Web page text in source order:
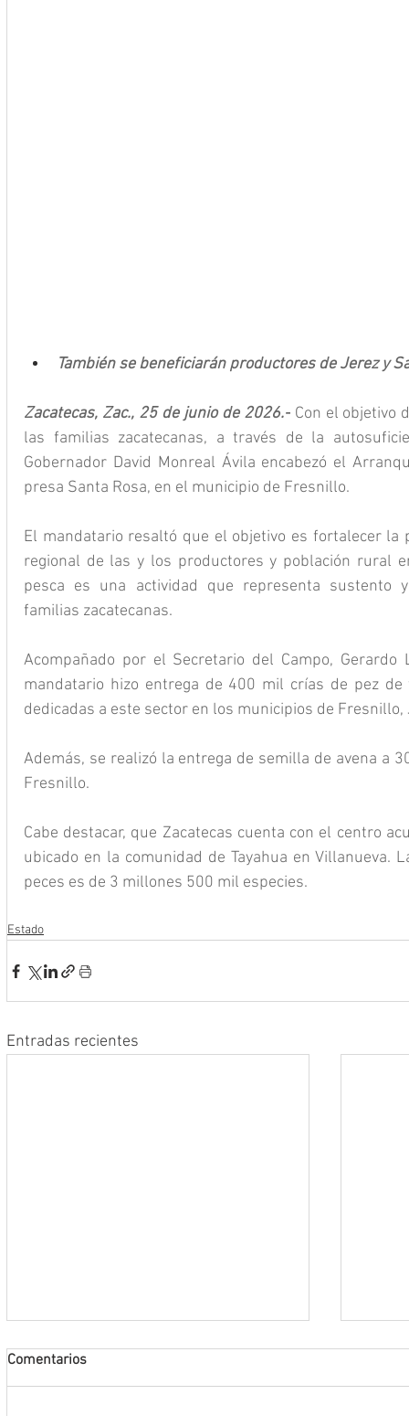
También se beneficiarán productores de Jerez y
Zacatecas, Zac., 25 de junio de 2026.- Con el objetivo
las familias zacatecanas, a través de la
Gobernador David Monreal Ávila encabezó el
presa Santa Rosa, en el municipio de Fresnillo.
El mandatario resaltó que el objetivo es fortalecer la
regional de las y los productores y población rural
pesca es una actividad que representa sustento
familias zacatecanas.
Acompañado por el Secretario del Campo, Gerardo
mandatario hizo entrega de 400 mil crías de pez de
dedicadas a este sector en los municipios de
Además, se realizó la entrega de semilla de avena a
Fresnillo.
Cabe destacar, que Zacatecas cuenta con el centro
ubicado en la comunidad de Tayahua en Villanueva.
peces es de 3 millones 500 mil especies.
Estado
Entradas recientes
Comentarios